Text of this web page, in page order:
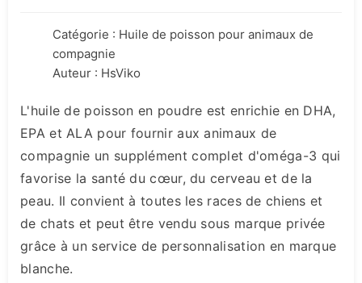
Catégorie : Huile de poisson pour animaux de
compagnie
Auteur : HsViko
L'huile de poisson en poudre est enrichie en DHA,
EPA et ALA pour fournir aux animaux de
compagnie un supplément complet d'oméga-3 qui
favorise la santé du cœur, du cerveau et de la
peau. Il convient à toutes les races de chiens et
de chats et peut être vendu sous marque privée
grâce à un service de personnalisation en marque
blanche.